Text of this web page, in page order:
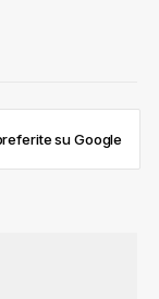
su Google